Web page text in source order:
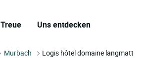
Treue Uns entdecken
Murbach Logis hôtel domaine langmatt